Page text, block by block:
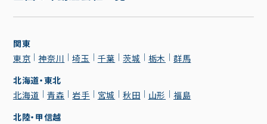
関東
東京
神奈川 埼玉 千葉 茨城 栃木
群馬
北海道・東北
北海道
青森 岩手 宮城 秋田 山形
福島
北陸・甲信越